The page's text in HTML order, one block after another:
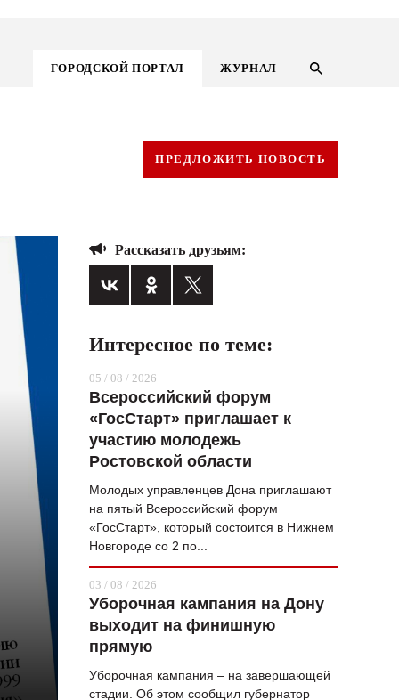
ГОРОДСКОЙ ПОРТАЛ ЖУРНАЛ
ГОРОДСКОЙ ПОРТАЛ
ВОПРОС НЕДЕЛИ
ТАМ И ТУТ
СТИЛЬ ЖИЗНИ
КУЛЬТ ЕДЫ
ПРЕДЛОЖИТЬ НОВОСТЬ
Рассказать друзьям:
Интересное по теме:
05 / 08 / 2026
Всероссийский форум
«ГосСтарт» приглашает к
участию молодежь
Ростовской области
Молодых управленцев Дона приглашают
на пятый Всероссийский форум
«ГосСтарт», который состоится в Нижнем
Новгороде со 2 по...
03 / 08 / 2026
Уборочная кампания на Дону
выходит на финишную
прямую
Уборочная кампания – на завершающей
стадии. Об этом сообщил губернатор